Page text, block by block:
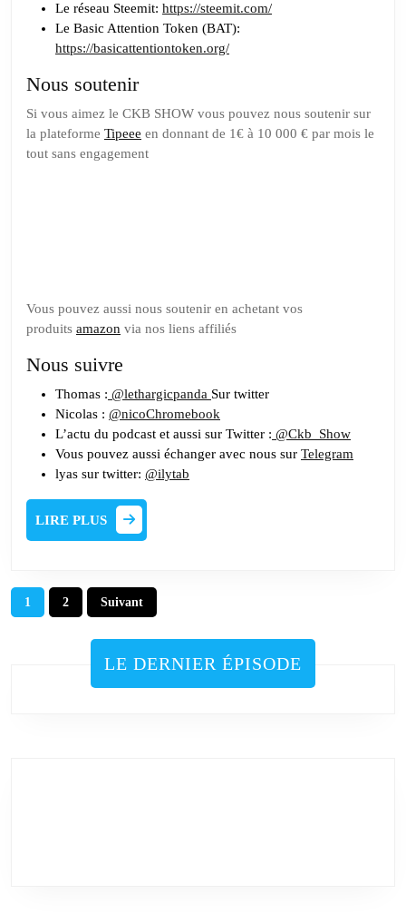
Le réseau Steemit: https://steemit.com/
Le Basic Attention Token (BAT):
https://basicattentiontoken.org/
Nous soutenir
Si vous aimez le CKB SHOW vous pouvez nous soutenir sur
la plateforme Tipeee en donnant de 1€ à 10 000 € par mois le
tout sans engagement
Vous pouvez aussi nous soutenir en achetant vos
produits amazon via nos liens affiliés
Nous suivre
Thomas : @lethargicpanda Sur twitter
Nicolas : @nicoChromebook
L’actu du podcast et aussi sur Twitter : @Ckb_Show
Vous pouvez aussi échanger avec nous sur Telegram
lyas sur twitter: @ilytab
LIRE PLUS
PLUS
Pagination
des
publications
1 2 Suivant
LE DERNIER ÉPISODE